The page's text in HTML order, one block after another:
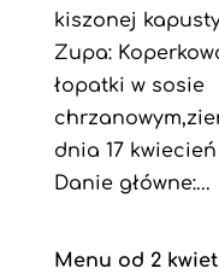
kiszonej
Zupa:
łopatki w sosie
dnia 17
Danie główne:...
Menu od 2